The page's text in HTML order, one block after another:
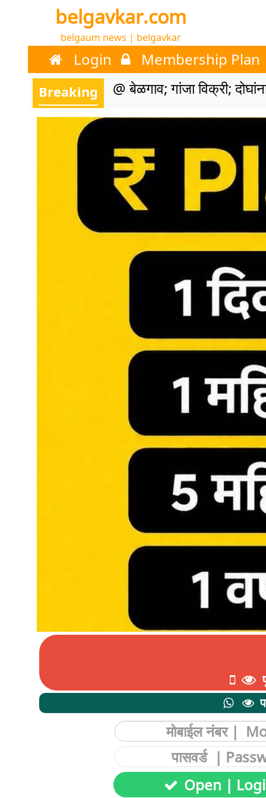
belgavkar.com
belgaum news | belgavkar
Login Membership Plan
Breaking @ बेळगाव; गांजा विक्री;
Open |